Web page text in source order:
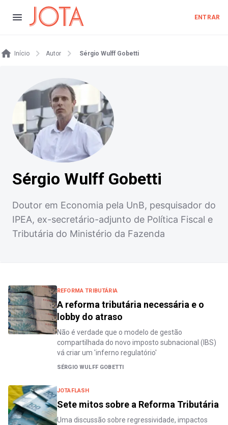
ENTRAR
Início Autor Sérgio Wulff Gobetti
Sérgio Wulff Gobetti
Doutor em Economia pela UnB, pesquisador do
IPEA, ex-secretário-adjunto de Política Fiscal e
Tributária do Ministério da Fazenda
REFORMA TRIBUTÁRIA
A reforma tributária necessária e o
lobby do atraso
Não é verdade que o modelo de gestão
compartilhada do novo imposto subnacional (IBS)
vá criar um 'inferno regulatório'
SÉRGIO WULFF GOBETTI
JOTAFLASH
Sete mitos sobre a Reforma Tributária
Uma discussão sobre regressividade, impactos